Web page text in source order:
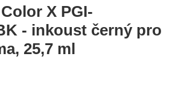
X PGI-
- inkoust černý pro
25,7 ml